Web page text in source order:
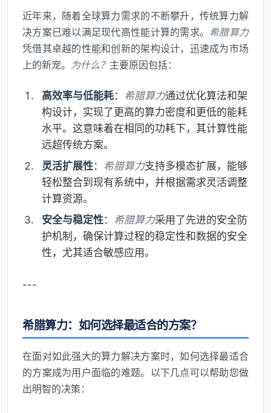
近年来，随着全球算力需求的不断攀升，传统算力解
决方案已难以满足现代高性能计算的需求。 希腊算力
凭借其卓越的性能和创新的架构设计，迅速成为市场
上的新宠。 为什么？ 主要原因包括：
高效率与低能耗： 希腊算力通过优化算法和架
构设计，实现了更高的算力密度和更低的能耗
水平。这意味着在相同的功耗下，其计算性能
远超传统方案。
灵活扩展性： 希腊算力支持多模态扩展，能够
轻松整合到现有系统中，并根据需求灵活调整
计算资源。
安全与稳定性： 希腊算力采用了先进的安全防
护机制，确保计算过程的稳定性和数据的安全
性，尤其适合敏感应用。
---
希腊算力：如何选择最适合的方案？
在面对如此强大的算力解决方案时，如何选择最适合
的方案成为用户面临的难题。以下几点可以帮助您做
出明智的决策：